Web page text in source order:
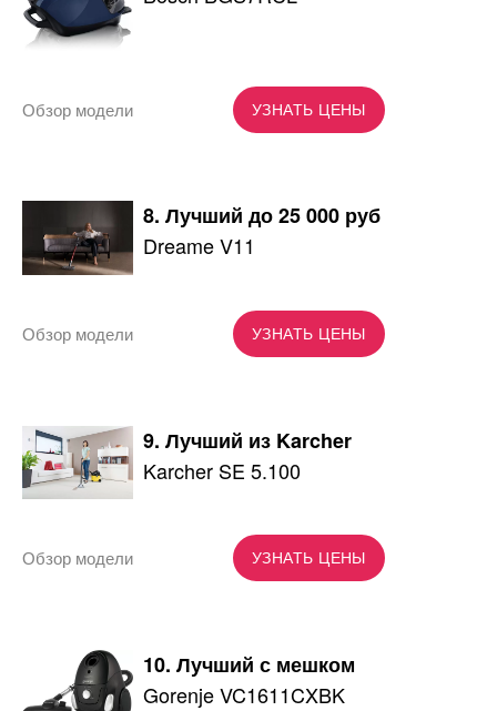
УЗНАТЬ ЦЕНЫ
Обзор модели
8. Лучший до 25 000 руб
Dreame V11
УЗНАТЬ ЦЕНЫ
Обзор модели
9. Лучший из Karcher
Karcher SE 5.100
УЗНАТЬ ЦЕНЫ
Обзор модели
10. Лучший с мешком
Gorenje VC1611CXBK